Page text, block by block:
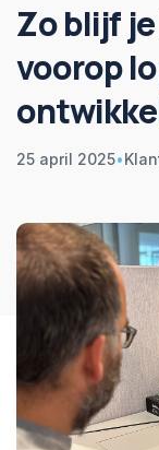
Zo blijf
voorop
25 april 2025•